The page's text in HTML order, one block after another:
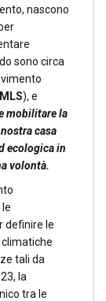
nascono
sono circa
MLS), e
mobilitare la
casa
ecologica in
volontà.
definire le
tali da
la
tra le